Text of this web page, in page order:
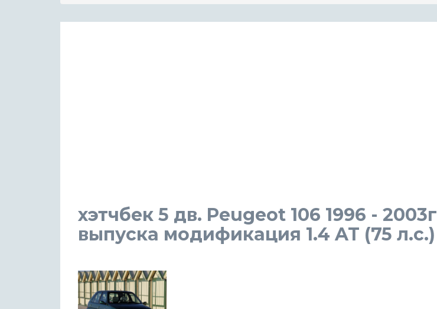
хэтчбек 5 дв. Peugeot 106 1996 - 2003г
выпуска модификация 1.4 AT (75 л.с.)